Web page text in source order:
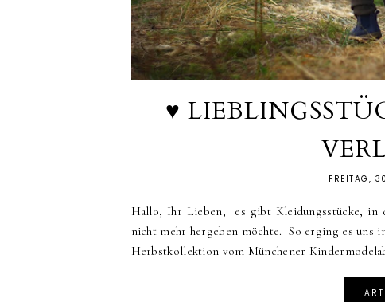
♥
FREITAG,
Hallo, Ihr Lieben, es gibt Kleidungsstücke, in
nicht mehr hergeben möchte. So erging es uns
Herbstkollektion vom Münchener